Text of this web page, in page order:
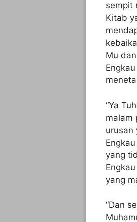
sempit
Kitab
Mu
“Ya
malam
urusan
yang
yang
“Dan